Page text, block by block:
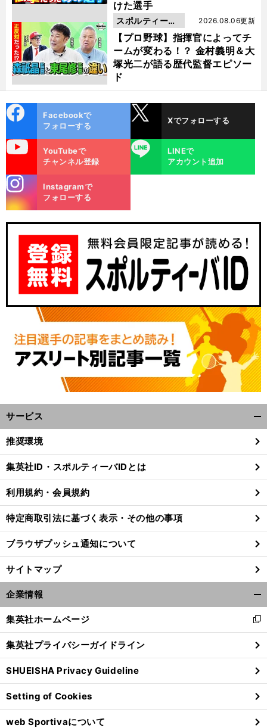
けた選手
【プロ野球】指揮官によってチ
ームが変わる！？ 金村義明＆大
塚光二が語る歴代監督エピソー
ド
2026.08.06更新
スポルティーバ
動画
ok
Facebookで
フォローする
Xでフォローする
YouTubeで
チャンネル登録
LINE
LINEで
アカウント追加
m
Instagramで
フォローする
サービス
閉
る
推奨環境
集英社ID・スポルティーバIDとは
利用規約・会員規約
特定商取引法に基づく表示・その他の事項
ブラウザプッシュ通知について
サイトマップ
企業情報
閉
る
集英社ホームページ
新
し
い
ウ
ィ
ン
ド
ウ
で
集英社プライバシーガイドライン
SHUEISHA Privacy Guideline
Setting of Cookies
web Sportivaについて